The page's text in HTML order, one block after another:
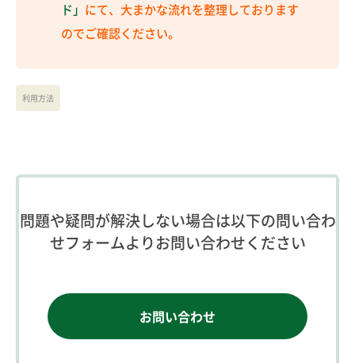
ド」 にて、大まかな流れを整理しております
のでご確認ください。
利用方法
問題や疑問が解決しない場合は以下の問い合わ
せフォームよりお問い合わせください
お問い合わせ